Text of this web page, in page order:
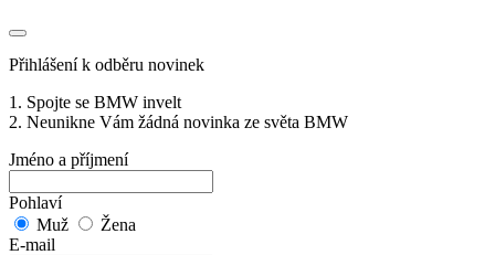
Přihlášení k odběru novinek
1. Spojte se BMW invelt
2. Neunikne Vám žádná novinka ze světa BMW
Jméno a příjmení
Pohlaví
Muž
Žena
E-mail